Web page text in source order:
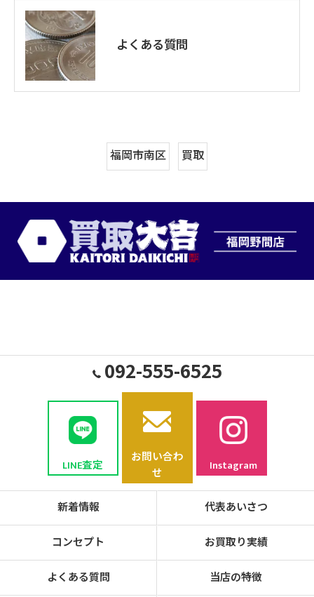
よくある質問
福岡市南区 買取
092-555-6525
LINE査定
お問い合わ
せ
Instagram
新着情報
代表あいさつ
コンセプト
お買取り実績
よくある質問
当店の特徴